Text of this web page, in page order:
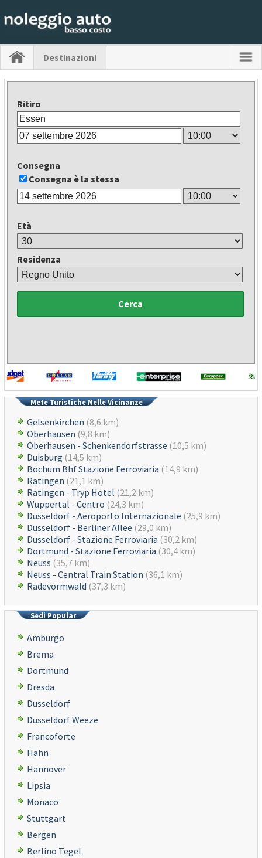
Destinazioni
Ritiro
Consegna
Consegna è la stessa
Età
Residenza
Cerca
Mete Turistiche Nelle Vicinanze
Gelsenkirchen (8,6 km)
Oberhausen (9,8 km)
Oberhausen - Schenkendorfstrasse (10,5 km)
Duisburg (14,5 km)
Bochum Bhf Stazione Ferroviaria (14,9 km)
Ratingen (21,1 km)
Ratingen - Tryp Hotel (21,2 km)
Wuppertal - Centro (24,3 km)
Dusseldorf - Aeroporto Internazionale (25,9 km)
Dusseldorf - Berliner Allee (29,0 km)
Dusseldorf - Stazione Ferroviaria (30,2 km)
Dortmund - Stazione Ferroviaria (30,4 km)
Neuss (35,7 km)
Neuss - Central Train Station (36,1 km)
Radevormwald (37,3 km)
Sedi Popular
Amburgo
Brema
Dortmund
Dresda
Dusseldorf
Dusseldorf Weeze
Francoforte
Hahn
Hannover
Lipsia
Monaco
Stuttgart
Bergen
Berlino Tegel